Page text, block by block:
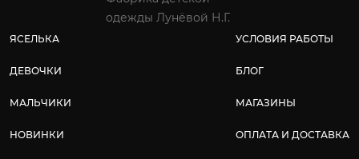
одежды Лунёвой Н.Г.
ЯСЕЛЬКА
ДЕВОЧКИ
МАЛЬЧИКИ
НОВИНКИ
УСЛОВИЯ РАБОТЫ
БЛОГ
МАГАЗИНЫ
ОПЛАТА И ДОСТАВКА